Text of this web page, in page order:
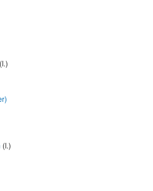
(l.)
(l.)